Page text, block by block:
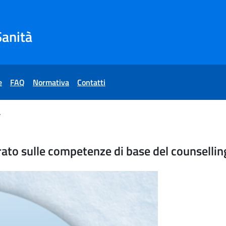
FAQ Normativa Contatti
pubblica"
strutturato sulle
sulle competenze di base del